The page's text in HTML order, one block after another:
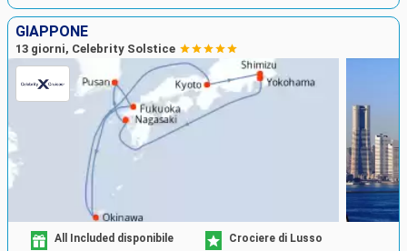
GIAPPONE
13 giorni, Celebrity Solstice
All Included disponibile
Crociere di Lusso